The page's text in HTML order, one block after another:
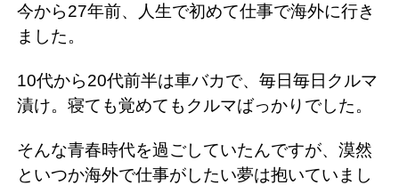
今から27年前、人生で初めて仕事で海外に行き
ました。
10代から20代前半は車バカで、毎日毎日クルマ
漬け。寝ても覚めてもクルマばっかりでした。
そんな青春時代を過ごしていたんですが、漠然
といつか海外で仕事がしたい夢は抱いていまし